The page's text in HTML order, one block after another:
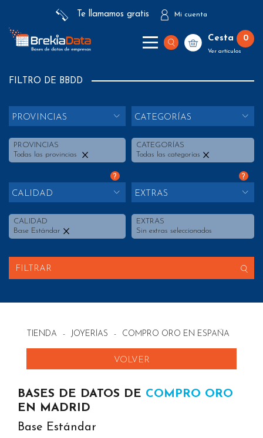
Te llamamos gratis Mi cuenta
Cesta 0
Ver artículos
FILTRO DE BBDD
PROVINCIAS
PROVINCIAS
Todas las provincias
CATEGORÍAS
CATEGORÍAS
Todas las categorías
?
CALIDAD
CALIDAD
Base Estándar
?
EXTRAS
EXTRAS
Sin extras seleccionados
FILTRAR
TIENDA - JOYERÍAS - COMPRO ORO EN ESPAÑA
VOLVER
BASES DE DATOS DE COMPRO ORO
EN MADRID
Base Estándar